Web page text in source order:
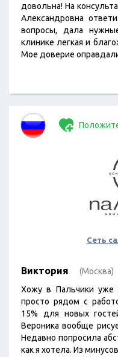
довольна! На
Александровна
вопросы, дала
клинике легкая и
Мое доверие
Сеть
Виктория (Москва)
Хожу в Пальчики уже
просто рядом с
15% для новых
Вероника вообще
Недавно попросила
как я хотела. Из